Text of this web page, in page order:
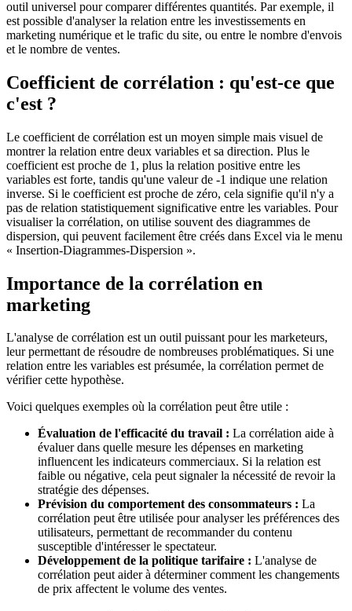
outil universel pour comparer différentes quantités. Par exemple, il
est possible d'analyser la relation entre les investissements en
marketing numérique et le trafic du site, ou entre le nombre d'envois
et le nombre de ventes.
Coefficient de corrélation : qu'est-ce que
c'est ?
Le coefficient de corrélation est un moyen simple mais visuel de
montrer la relation entre deux variables et sa direction. Plus le
coefficient est proche de 1, plus la relation positive entre les
variables est forte, tandis qu'une valeur de -1 indique une relation
inverse. Si le coefficient est proche de zéro, cela signifie qu'il n'y a
pas de relation statistiquement significative entre les variables. Pour
visualiser la corrélation, on utilise souvent des diagrammes de
dispersion, qui peuvent facilement être créés dans Excel via le menu
« Insertion-Diagrammes-Dispersion ».
Importance de la corrélation en
marketing
L'analyse de corrélation est un outil puissant pour les marketeurs,
leur permettant de résoudre de nombreuses problématiques. Si une
relation entre les variables est présumée, la corrélation permet de
vérifier cette hypothèse.
Voici quelques exemples où la corrélation peut être utile :
Évaluation de l'efficacité du travail : La corrélation aide à
évaluer dans quelle mesure les dépenses en marketing
influencent les indicateurs commerciaux. Si la relation est
faible ou négative, cela peut signaler la nécessité de revoir la
stratégie des dépenses.
Prévision du comportement des consommateurs : La
corrélation peut être utilisée pour analyser les préférences des
utilisateurs, permettant de recommander du contenu
susceptible d'intéresser le spectateur.
Développement de la politique tarifaire : L'analyse de
corrélation peut aider à déterminer comment les changements
de prix affectent le volume des ventes.